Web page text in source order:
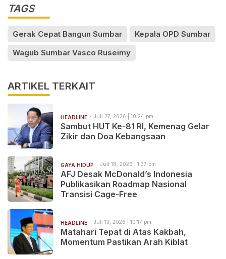
TAGS
Gerak Cepat Bangun Sumbar
Kepala OPD Sumbar
Wagub Sumbar Vasco Ruseimy
ARTIKEL TERKAIT
HEADLINE Juli 27, 2026 | 10:24 pm
Sambut HUT Ke-81 RI, Kemenag Gelar
Zikir dan Doa Kebangsaan
GAYA HIDUP Juli 18, 2026 | 1:37 pm
AFJ Desak McDonald’s Indonesia
Publikasikan Roadmap Nasional
Transisi Cage-Free
HEADLINE Juli 13, 2026 | 10:17 pm
Matahari Tepat di Atas Kakbah,
Momentum Pastikan Arah Kiblat